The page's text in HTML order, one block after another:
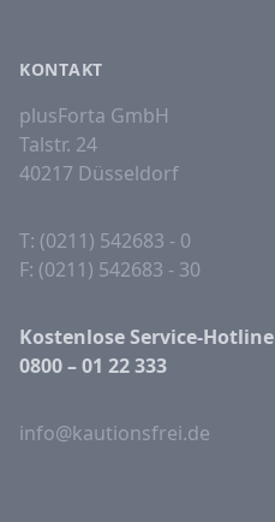
KONTAKT
plusForta GmbH
Talstr. 24
40217 Düsseldorf
T: (0211) 542683 - 0
F: (0211) 542683 - 30
Kostenlose Service-Hotline
0800 – 01 22 333
info@kautionsfrei.de